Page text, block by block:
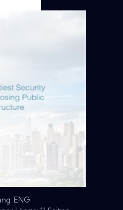
ENG